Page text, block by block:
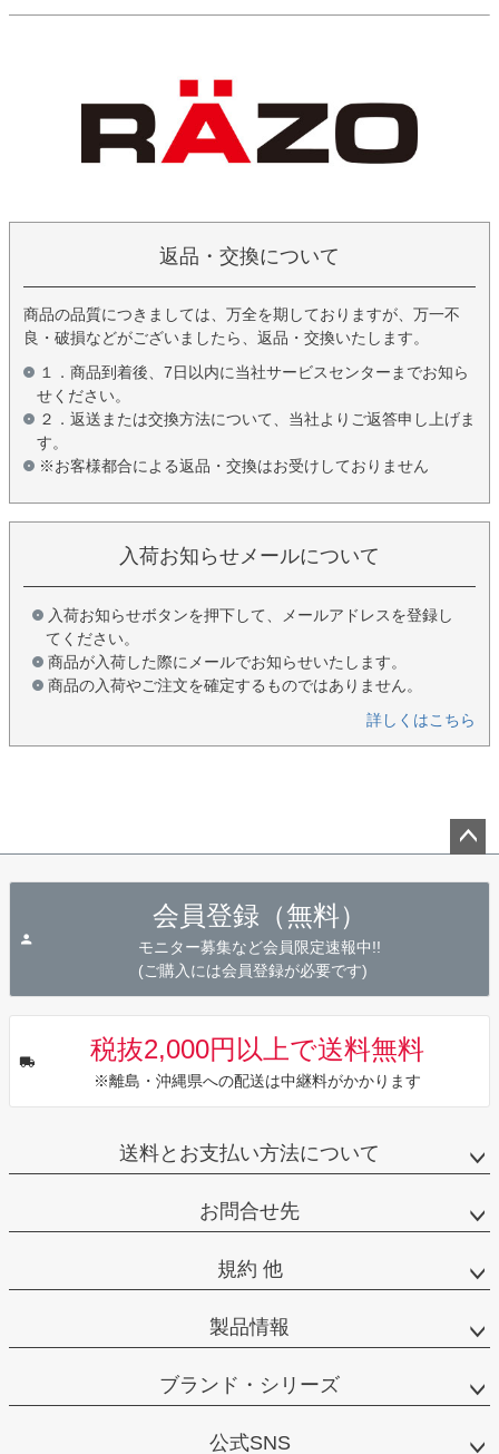
返品・交換について
商品の品質につきましては、万全を期しておりますが、万一不
良・破損などがございましたら、返品・交換いたします。
１．商品到着後、7日以内に当社サービスセンターまでお知ら
せください。
２．返送または交換方法について、当社よりご返答申し上げま
す。
※お客様都合による返品・交換はお受けしておりません
入荷お知らせメールについて
入荷お知らせボタンを押下して、メールアドレスを登録し
てください。
商品が入荷した際にメールでお知らせいたします。
商品の入荷やご注文を確定するものではありません。
詳しくはこちら
会員登録（無料）
モニター募集など会員限定速報中!!
(ご購入には会員登録が必要です)
税抜2,000円以上で送料無料
※離島・沖縄県への配送は中継料がかかります
送料とお支払い方法について
お問合せ先
規約 他
製品情報
ブランド・シリーズ
公式SNS